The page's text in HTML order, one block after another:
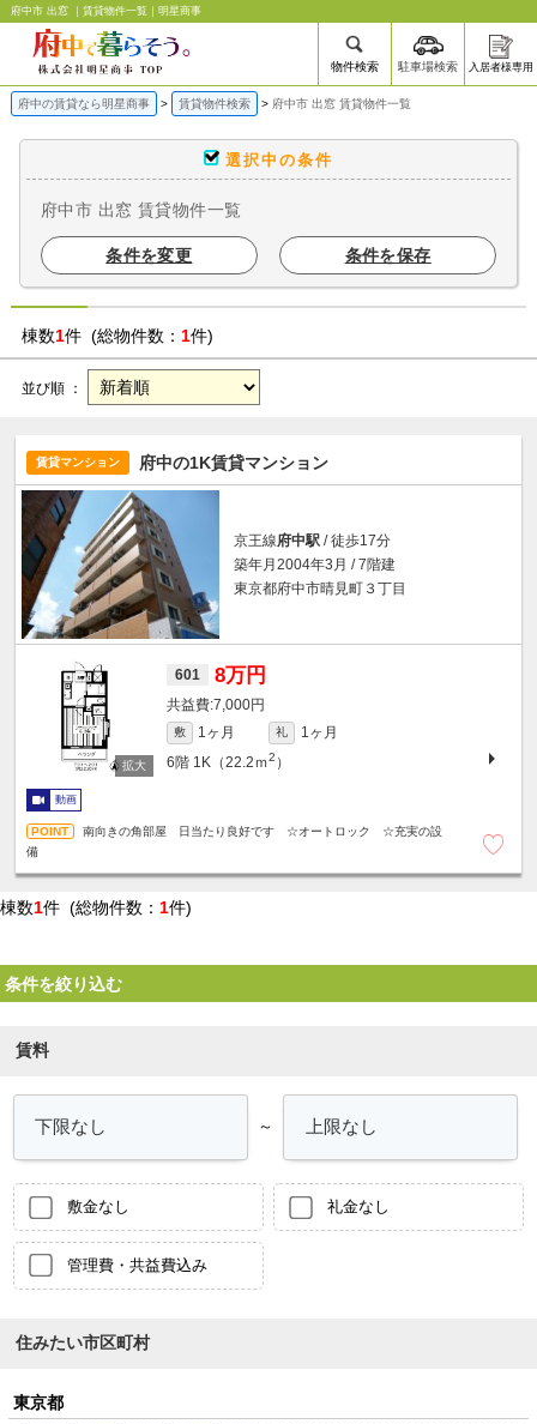
府中市 出窓 ｜賃貸物件一覧｜明星商事
物件検索 駐車場検索 入居者様専用
府中の賃貸なら明星商事 賃貸物件検索 府中市 出窓 賃貸物件一覧
選択中の条件
府中市 出窓 賃貸物件一覧
条件を変更 条件を保存
棟数1件 (総物件数： 1件)
並び順 ：
賃貸マンション 府中の1K賃貸マンション
京王線府中駅 / 徒歩17分
築年月2004年3月 / 7階建
東京都府中市晴見町３丁目
601 8万円
7,000円
敷 1ヶ月 礼
1ヶ月
6階 1K（22.2ｍ2 ）
動画
南向きの角部屋 日当たり良好です ☆オートロック ☆充実の設
備
棟数1件 (総物件数： 1件)
条件を絞り込む
賃料
～
敷金なし 礼金なし
管理費・共益費込み
住みたい市区町村
東京都